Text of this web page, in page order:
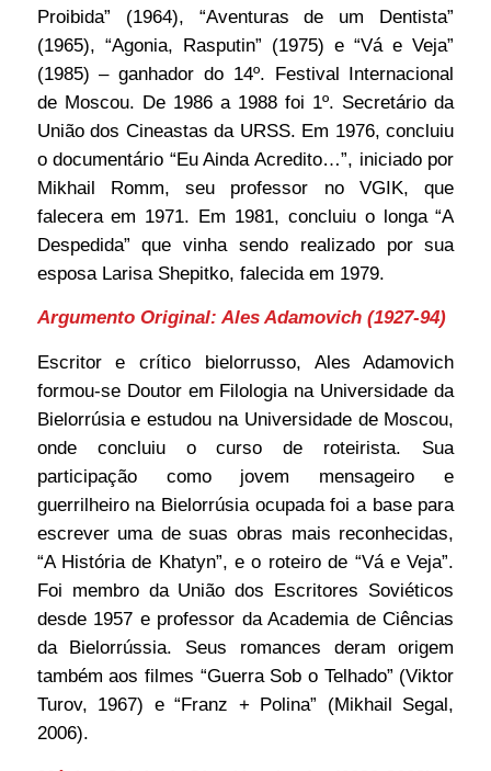
Proibida” (1964), “Aventuras de um Dentista”
(1965), “Agonia, Rasputin” (1975) e “Vá e Veja”
(1985) – ganhador do 14º. Festival Internacional
de Moscou. De 1986 a 1988 foi 1º. Secretário da
União dos Cineastas da URSS. Em 1976, concluiu
o documentário “Eu Ainda Acredito…”, iniciado por
Mikhail Romm, seu professor no VGIK, que
falecera em 1971. Em 1981, concluiu o longa “A
Despedida” que vinha sendo realizado por sua
esposa Larisa Shepitko, falecida em 1979.
Argumento Original: Ales Adamovich (1927-94)
Escritor e crítico bielorrusso, Ales Adamovich
formou-se Doutor em Filologia na Universidade da
Bielorrúsia e estudou na Universidade de Moscou,
onde concluiu o curso de roteirista. Sua
participação como jovem mensageiro e
guerrilheiro na Bielorrúsia ocupada foi a base para
escrever uma de suas obras mais reconhecidas,
“A História de Khatyn”, e o roteiro de “Vá e Veja”.
Foi membro da União dos Escritores Soviéticos
desde 1957 e professor da Academia de Ciências
da Bielorrússia. Seus romances deram origem
também aos filmes “Guerra Sob o Telhado” (Viktor
Turov, 1967) e “Franz + Polina” (Mikhail Segal,
2006).